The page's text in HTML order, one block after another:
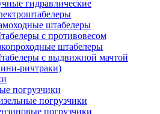
гидравлические
штабелеры
с противовесом
штабелеры
с выдвижной мачтой
ричтраки)
погрузчики
погрузчики
погрузчики